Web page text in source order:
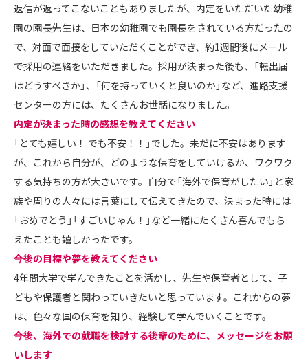
返信が返ってこないこともありましたが、内定をいただいた幼稚
園の園長先生は、日本の幼稚園でも園長をされている方だったの
で、対面で面接をしていただくことができ、約1週間後にメール
で採用の連絡をいただきました。採用が決まった後も、「転出届
はどうすべきか」、「何を持っていくと良いのか」など、進路支援
センターの方には、たくさんお世話になりました。
――内定が決まった時の感想を教えてください
「とても嬉しい！ でも不安！！」でした。未だに不安はあります
が、これから自分が、どのような保育をしていけるか、ワクワク
する気持ちの方が大きいです。自分で「海外で保育がしたい」と家
族や周りの人々には言葉にして伝えてきたので、決まった時には
「おめでとう」「すごいじゃん！」など一緒にたくさん喜んでもら
えたことも嬉しかったです。
――今後の目標や夢を教えてください
4年間大学で学んできたことを活かし、先生や保育者として、子
どもや保護者と関わっていきたいと思っています。これからの夢
は、色々な国の保育を知り、経験して学んでいくことです。
――今後、海外での就職を検討する後輩のために、メッセージをお願
いします